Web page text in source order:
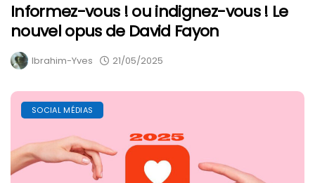
Informez-vous ! ou indignez-vous ! Le
nouvel opus de David Fayon
Ibrahim-Yves 21/05/2025
SOCIAL MÉDIAS